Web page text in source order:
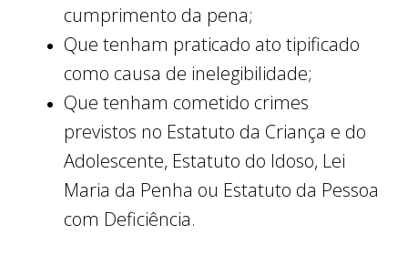
cumprimento da pena;
Que tenham praticado ato tipificado
como causa de inelegibilidade;
Que tenham cometido crimes
previstos no Estatuto da Criança e do
Adolescente, Estatuto do Idoso, Lei
Maria da Penha ou Estatuto da Pessoa
com Deficiência.